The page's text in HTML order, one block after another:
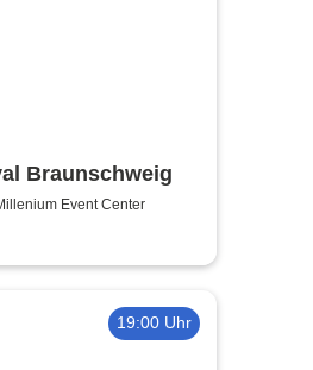
Braunschweig
Event Center
19:00 Uhr